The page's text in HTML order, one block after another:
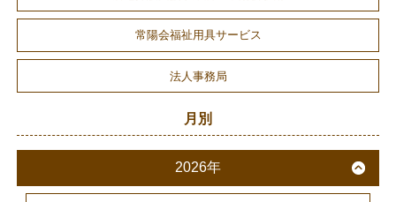
常陽会福祉用具サービス
法人事務局
月別
2026年